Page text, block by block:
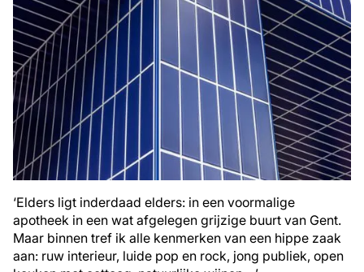
‘Elders ligt inderdaad elders: in een voormalige
apotheek in een wat afgelegen grijzige buurt van Gent.
Maar binnen tref ik alle kenmerken van een hippe zaak
aan: ruw interieur, luide pop en rock, jong publiek, open